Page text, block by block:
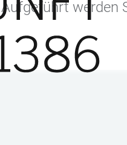
werden